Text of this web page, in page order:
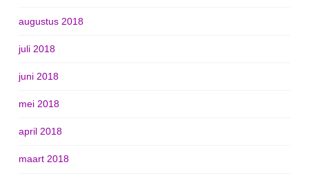
augustus 2018
juli 2018
juni 2018
mei 2018
april 2018
maart 2018